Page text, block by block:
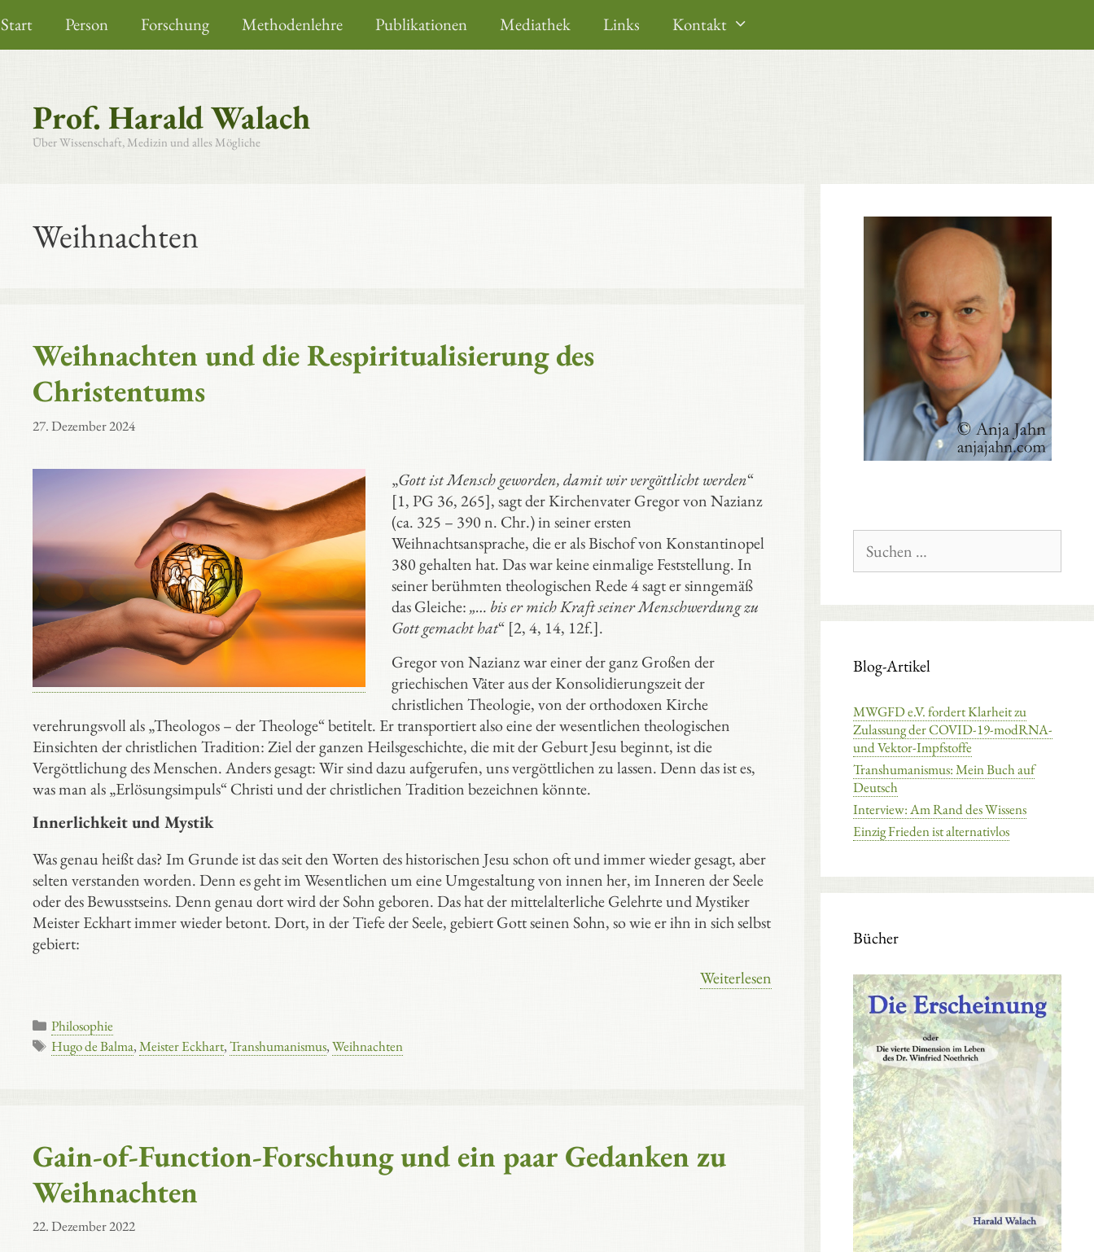
Inhalt
springen
Start Person Forschung Methodenlehre Publikationen Mediathek Links Kontakt
Prof. Harald Walach
Über Wissenschaft, Medizin und alles Mögliche
Weihnachten
Weihnachten und die Respiritualisierung des
Christentums
27. Dezember 2024
„Gott ist Mensch geworden, damit wir vergöttlicht werden“
[1, PG 36, 265], sagt der Kirchenvater Gregor von Nazianz
(ca. 325 – 390 n. Chr.) in seiner ersten
Weihnachtsansprache, die er als Bischof von Konstantinopel
380 gehalten hat. Das war keine einmalige Feststellung. In
seiner berühmten theologischen Rede 4 sagt er sinngemäß
das Gleiche:„… bis er mich Kraft seiner Menschwerdung zu
Gott gemacht hat“ [2, 4, 14, 12f.].
Gregor von Nazianz war einer der ganz Großen der
griechischen Väter aus der Konsolidierungszeit der
christlichen Theologie, von der orthodoxen Kirche
verehrungsvoll als „Theologos – der Theologe“ betitelt. Er transportiert also eine der wesentlichen theologischen
Einsichten der christlichen Tradition: Ziel der ganzen Heilsgeschichte, die mit der Geburt Jesu beginnt, ist die
Vergöttlichung des Menschen. Anders gesagt: Wir sind dazu aufgerufen, uns vergöttlichen zu lassen. Denn das ist es,
was man als „Erlösungsimpuls“ Christi und der christlichen Tradition bezeichnen könnte.
Innerlichkeit und Mystik
Was genau heißt das? Im Grunde ist das seit den Worten des historischen Jesu schon oft und immer wieder gesagt, aber
selten verstanden worden. Denn es geht im Wesentlichen um eine Umgestaltung von innen her, im Inneren der Seele
oder des Bewusstseins. Denn genau dort wird der Sohn geboren. Das hat der mittelalterliche Gelehrte und Mystiker
Meister Eckhart immer wieder betont. Dort, in der Tiefe der Seele, gebiert Gott seinen Sohn, so wie er ihn in sich selbst
gebiert:
Weiterlesen
Kategorien
Philosophie
Schlagwörter
Hugo de Balma,Meister Eckhart,Transhumanismus,Weihnachten
Gain-of-Function-Forschung und ein paar Gedanken zu
Weihnachten
22. Dezember 2022
nach:
Blog-Artikel
MWGFD e.V. fordert Klarheit zu
Zulassung der COVID-19-modRNA-
und Vektor-Impfstoffe
Transhumanismus: Mein Buch auf
Deutsch
Interview: Am Rand des Wissens
Einzig Frieden ist alternativlos
Bücher